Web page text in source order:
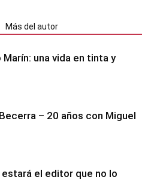
Más del autor
Marín: una vida en tinta y
– 20 años con Miguel
estará el editor que no lo